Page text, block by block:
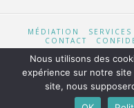
MÉDIATION SERVICES
CONTACT
Conception & Design
Nous utilisons des
expérience sur notre site
site, nous